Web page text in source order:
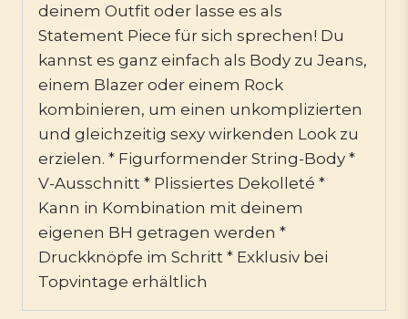
deinem Outfit oder lasse es als
Statement Piece für sich sprechen! Du
kannst es ganz einfach als Body zu Jeans,
einem Blazer oder einem Rock
kombinieren, um einen unkomplizierten
und gleichzeitig sexy wirkenden Look zu
erzielen. * Figurformender String-Body *
V-Ausschnitt * Plissiertes Dekolleté *
Kann in Kombination mit deinem
eigenen BH getragen werden *
Druckknöpfe im Schritt * Exklusiv bei
Topvintage erhältlich